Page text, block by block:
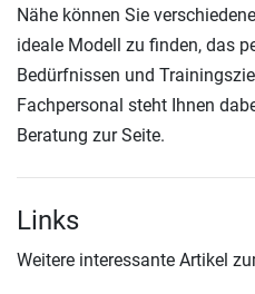
Nähe können Sie
ideale Modell zu finden, das
Bedürfnissen und
Fachpersonal steht Ihnen
Beratung zur Seite.
Links
Weitere interessante Artikel